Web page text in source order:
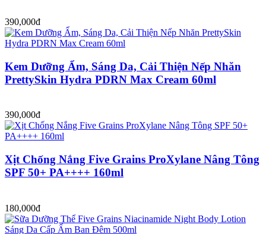
390,000đ
Kem Dưỡng Ẩm, Sáng Da, Cải Thiện Nếp Nhăn
PrettySkin Hydra PDRN Max Cream 60ml
390,000đ
Xịt Chống Nắng Five Grains ProXylane Nâng Tông
SPF 50+ PA++++ 160ml
180,000đ